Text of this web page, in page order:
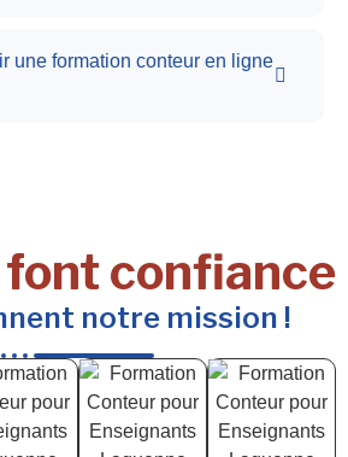
une formation conteur en ligne
font confiance
notre mission !